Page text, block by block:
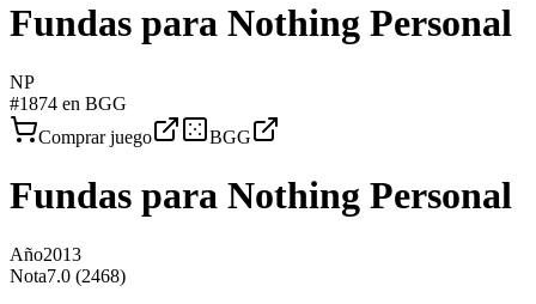
Fundas para Nothing Personal
NP
#1874 en BGG
Comprar juego
BGG
Fundas para Nothing Personal
Año2013
Nota7.0 (2468)